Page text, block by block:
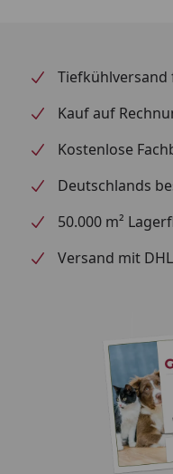
Tiefkühlversand
Kauf auf
Kostenlose
Deutschlands
50.000 m²
Versand mit DHL